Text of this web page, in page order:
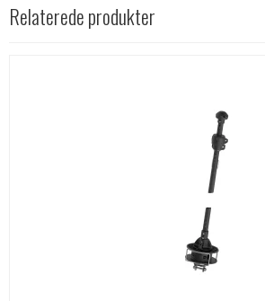
Relaterede produkter